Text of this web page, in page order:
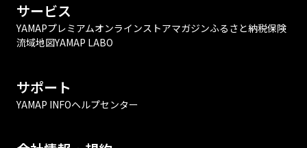
サービス
YAMAPプレミアムオンラインストアマガジンふるさと納税保険
流域地図YAMAP LABO
サポート
YAMAP INFOヘルプセンター